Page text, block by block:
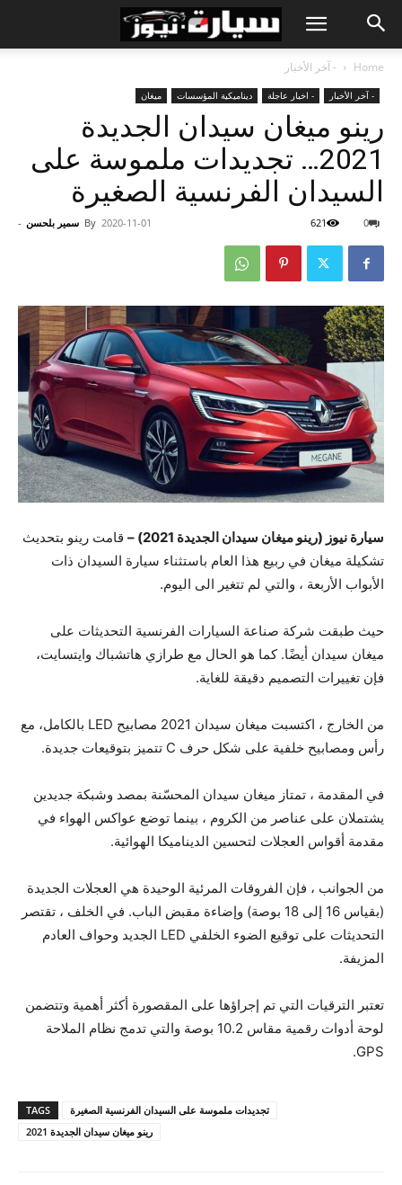
Home - آخر الأخبار
- آخر الأخبار - اخبار عاجلة ديناميكية المؤسسات ميغان
رينو ميغان سيدان الجديدة
2021… تجديدات ملموسة على
السيدان الفرنسية الصغيرة
By سمير بلحسن - 2020-11-01 0
621
سيارة نيوز (رينو ميغان سيدان الجديدة 2021) –
قامت رينو بتحديث
تشكيلة ميغان في ربيع هذا العام باستثناء سيارة السيدان ذات
الأبواب الأربعة ، والتي لم تتغير الى اليوم.
حيث طبقت شركة صناعة السيارات الفرنسية التحديثات على
ميغان سيدان أيضًا. كما هو الحال مع طرازي هاتشباك وايتسايت،
فإن تغييرات التصميم دقيقة للغاية.
من الخارج ، اكتسبت ميغان سيدان 2021 مصابيح LED بالكامل، مع
رأس ومصابيح خلفية على شكل حرف C تتميز بتوقيعات جديدة.
في المقدمة ، تمتاز ميغان سيدان المحسّنة بمصد وشبكة جديدين
يشتملان على عناصر من الكروم ، بينما توضع عواكس الهواء في
مقدمة أقواس العجلات لتحسين الديناميكا الهوائية.
من الجوانب ، فإن الفروقات المرئية الوحيدة هي العجلات الجديدة
(بقياس 16 إلى 18 بوصة) وإضاءة مقبض الباب. في الخلف ، تقتصر
التحديثات على توقيع الضوء الخلفي LED الجديد وحواف العادم
المزيفة.
تعتبر الترقيات التي تم إجراؤها على المقصورة أكثر أهمية وتتضمن
لوحة أدوات رقمية مقاس 10.2 بوصة والتي تدمج نظام الملاحة
GPS.
TAGS
تجديدات ملموسة على السيدان الفرنسية الصغيرة
رينو ميغان سيدان الجديدة 2021